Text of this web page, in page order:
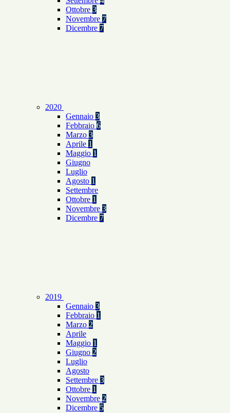
Ottobre 3
Novembre 7
Dicembre 7
2020
Gennaio 3
Febbraio 6
Marzo 3
Aprile 1
Maggio 1
Giugno
Luglio
Agosto 1
Settembre
Ottobre 1
Novembre 3
Dicembre 7
2019
Gennaio 3
Febbraio 1
Marzo 2
Aprile
Maggio 1
Giugno 2
Luglio
Agosto
Settembre 3
Ottobre 1
Novembre 2
Dicembre 5